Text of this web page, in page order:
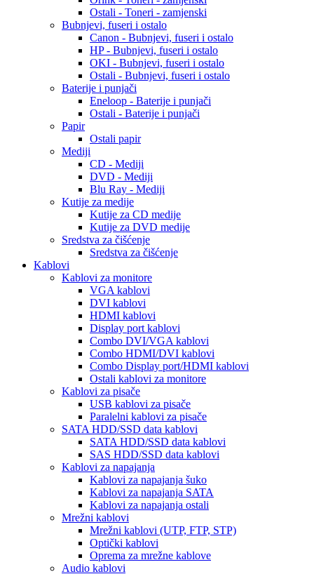
Ostali - Toneri - zamjenski
Bubnjevi, fuseri i ostalo
Canon - Bubnjevi, fuseri i ostalo
HP - Bubnjevi, fuseri i ostalo
OKI - Bubnjevi, fuseri i ostalo
Ostali - Bubnjevi, fuseri i ostalo
Baterije i punjači
Eneloop - Baterije i punjači
Ostali - Baterije i punjači
Papir
Ostali papir
Mediji
CD - Mediji
DVD - Mediji
Blu Ray - Mediji
Kutije za medije
Kutije za CD medije
Kutije za DVD medije
Sredstva za čišćenje
Sredstva za čišćenje
Kablovi
Kablovi za monitore
VGA kablovi
DVI kablovi
HDMI kablovi
Display port kablovi
Combo DVI/VGA kablovi
Combo HDMI/DVI kablovi
Combo Display port/HDMI kablovi
Ostali kablovi za monitore
Kablovi za pisače
USB kablovi za pisače
Paralelni kablovi za pisače
SATA HDD/SSD data kablovi
SATA HDD/SSD data kablovi
SAS HDD/SSD data kablovi
Kablovi za napajanja
Kablovi za napajanja šuko
Kablovi za napajanja SATA
Kablovi za napajanja ostali
Mrežni kablovi
Mrežni kablovi (UTP, FTP, STP)
Optički kablovi
Oprema za mrežne kablove
Audio kablovi